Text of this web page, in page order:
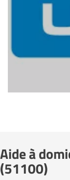
Aide à
(51100)